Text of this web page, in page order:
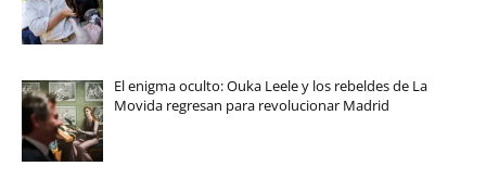
El enigma oculto: Ouka Leele y los rebeldes de La
Movida regresan para revolucionar Madrid